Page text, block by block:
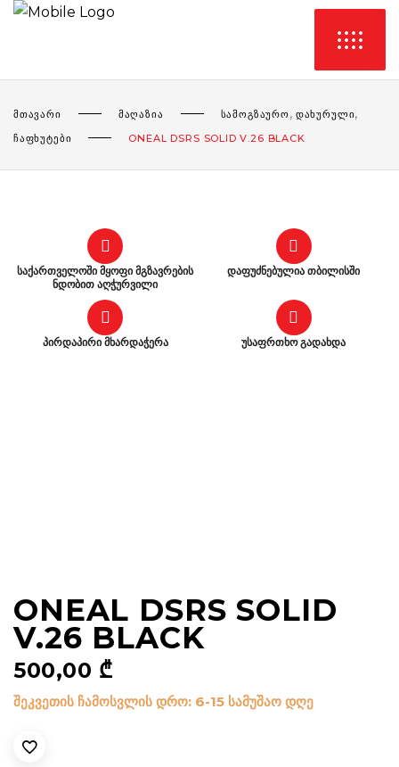
ᲛᲗᲐᲕᲐᲠᲘ ᲛᲐᲦᲐᲖᲘᲐ ᲡᲐᲛᲝᲒᲖᲐᲣᲠᲝ , ᲓᲐᲮᲣᲠᲣᲚᲘ,
ᲩᲐᲤᲮᲣᲢᲔᲑᲘ ONEAL DSRS SOLID V.26 BLACK
საქართველოში მყოფი მგზავრების
ნდობით აღჭურვილი
დაფუძნებულია თბილისში
პირდაპირი მხარდაჭერა უსაფრთხო გადახდა
ONEAL DSRS SOLID
V.26 BLACK
500,00 ₾
შეკვეთის ჩამოსვლის დრო: 6-15 სამუშაო დღე